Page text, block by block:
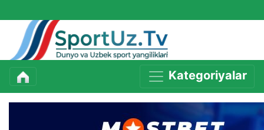
Kategoriyalar